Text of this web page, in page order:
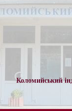
Перейти
до
Коломийський